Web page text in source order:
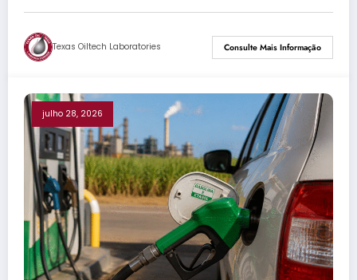
Texas Oiltech Laboratories Consulte Mais Informação
julho 28, 2026